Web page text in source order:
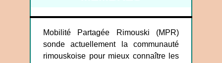
Mobilité Partagée Rimouski (MPR)
sonde actuellement la communauté
rimouskoise pour mieux connaître les